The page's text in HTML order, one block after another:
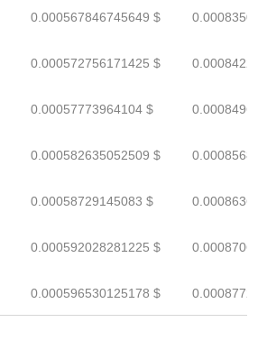
0.000567846745649 $
0.000572756171425 $
0.00057773964104 $
0.000582635052509 $
0.00058729145083 $
0.000592028281225 $
0.000596530125178 $